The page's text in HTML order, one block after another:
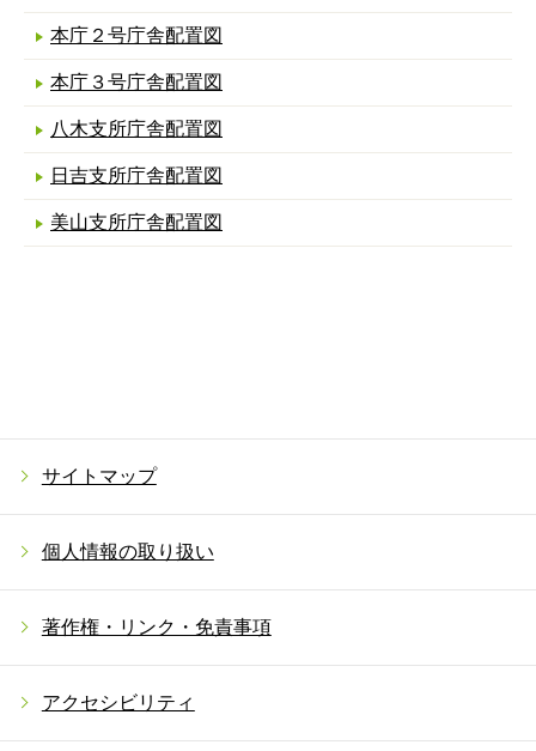
本庁２号庁舎配置図
本庁３号庁舎配置図
八木支所庁舎配置図
日吉支所庁舎配置図
美山支所庁舎配置図
サイトマップ
個人情報の取り扱い
著作権・リンク・免責事項
アクセシビリティ